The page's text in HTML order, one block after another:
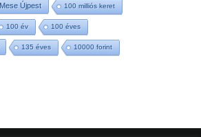
Újpest 100 milliós keret
100 év 100 éves
135 éves 10000 forint